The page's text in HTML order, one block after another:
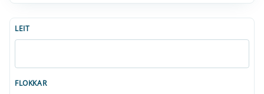
LEIT
FLOKKAR